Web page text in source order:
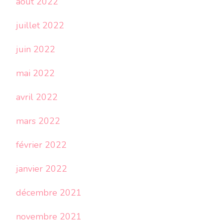
juillet 2022
juin 2022
mai 2022
avril 2022
mars 2022
février 2022
janvier 2022
décembre 2021
novembre 2021